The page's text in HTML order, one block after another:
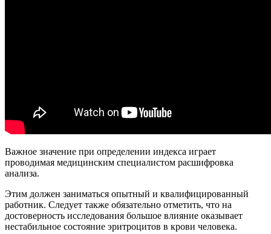
Важное значение при определении индекса играет
проводимая медицинским специалистом расшифровка
анализа.
Этим должен заниматься опытный и квалифицированный
работник. Следует также обязательно отметить, что на
достоверность исследования большое влияние оказывает
нестабильное состояние эритроцитов в крови человека.